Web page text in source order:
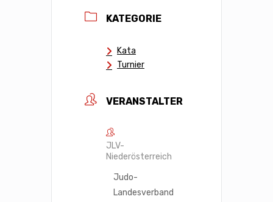
KATEGORIE
Kata
Turnier
VERANSTALTER
JLV-
Niederösterreich
Judo-
Landesverband